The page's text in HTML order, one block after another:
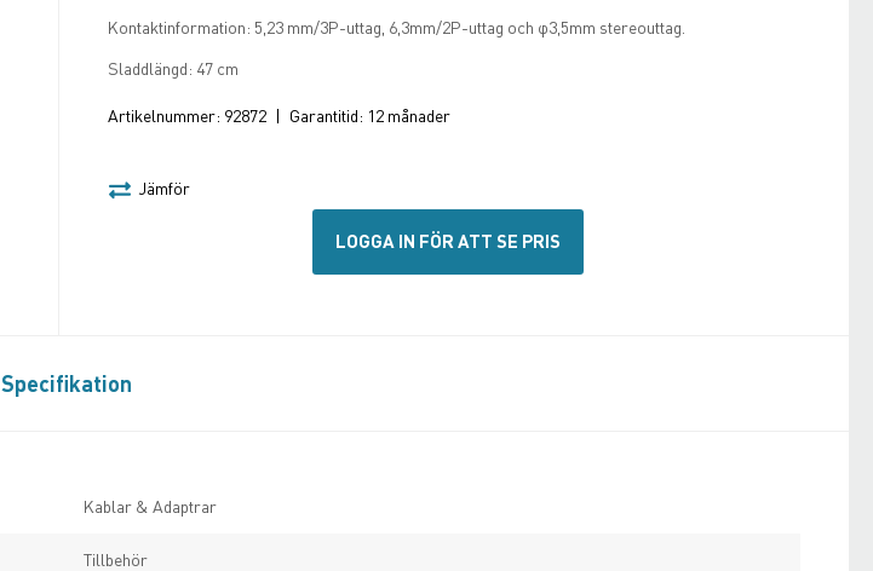
Kontaktinformation: 5,23 mm/3P-uttag, 6,3mm/2P-uttag och φ3,5mm stereouttag.
Sladdlängd: 47 cm
Artikelnummer: 92872 | Garantitid: 12 månader
Jämför
LOGGA IN FÖR ATT SE PRIS
Specifikation
Kablar & Adaptrar
Tillbehör